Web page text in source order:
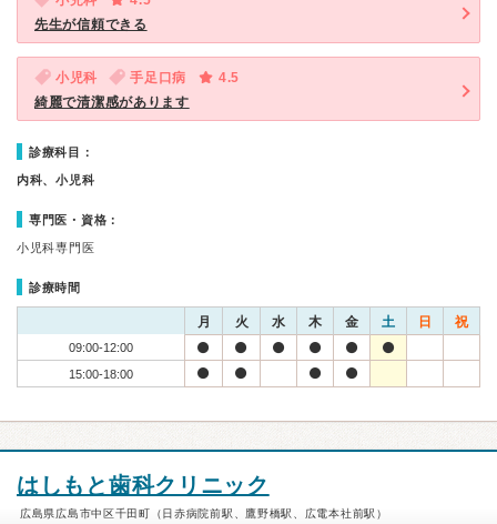
先生が信頼できる
小児科 手足口病
4.5
綺麗で清潔感があります
診療科目：
内科、小児科
専門医・資格：
小児科専門医
診療時間
月 火 水 木 金 土 日 祝
09:00-12:00
15:00-18:00
はしもと歯科クリニック
広島県広島市中区千田町（日赤病院前駅、鷹野橋駅、広電本社前駅）